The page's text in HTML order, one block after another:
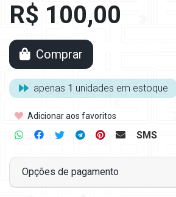
R$ 100,00
Comprar
apenas 1 unidades em estoque
Adicionar aos favoritos
SMS
Opções de pagamento